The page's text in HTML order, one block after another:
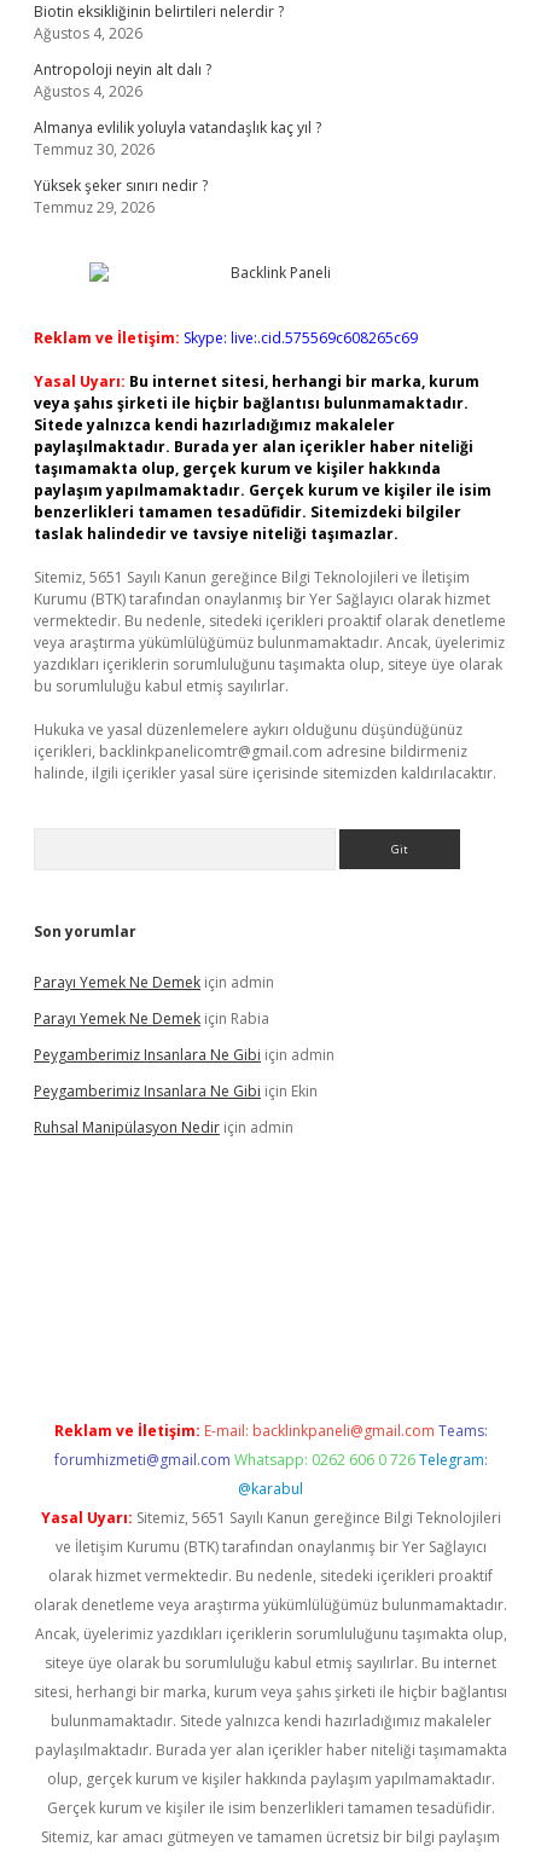
Biotin eksikliğinin belirtileri nelerdir ?
Ağustos 4, 2026
Antropoloji neyin alt dalı ?
Ağustos 4, 2026
Almanya evlilik yoluyla vatandaşlık kaç yıl ?
Temmuz 30, 2026
Yüksek şeker sınırı nedir ?
Temmuz 29, 2026
Reklam ve İletişim: Skype: live:.cid.575569c608265c69
Yasal Uyarı: Bu internet sitesi, herhangi bir marka, kurum
veya şahıs şirketi ile hiçbir bağlantısı bulunmamaktadır.
Sitede yalnızca kendi hazırladığımız makaleler
paylaşılmaktadır. Burada yer alan içerikler haber niteliği
taşımamakta olup, gerçek kurum ve kişiler hakkında
paylaşım yapılmamaktadır. Gerçek kurum ve kişiler ile isim
benzerlikleri tamamen tesadüfidir. Sitemizdeki bilgiler
taslak halindedir ve tavsiye niteliği taşımazlar.
Sitemiz, 5651 Sayılı Kanun gereğince Bilgi Teknolojileri ve İletişim
Kurumu (BTK) tarafından onaylanmış bir Yer Sağlayıcı olarak hizmet
vermektedir. Bu nedenle, sitedeki içerikleri proaktif olarak denetleme
veya araştırma yükümlülüğümüz bulunmamaktadır. Ancak, üyelerimiz
yazdıkları içeriklerin sorumluluğunu taşımakta olup, siteye üye olarak
bu sorumluluğu kabul etmiş sayılırlar.
Hukuka ve yasal düzenlemelere aykırı olduğunu düşündüğünüz
içerikleri, backlinkpanelicomtr@gmail.com adresine bildirmeniz
halinde, ilgili içerikler yasal süre içerisinde sitemizden kaldırılacaktır.
Son yorumlar
Parayı Yemek Ne Demek için admin
Parayı Yemek Ne Demek için Rabia
Peygamberimiz Insanlara Ne Gibi için admin
Peygamberimiz Insanlara Ne Gibi için Ekin
Ruhsal Manipülasyon Nedir için admin
Reklam ve İletişim: E-mail: backlinkpaneli@gmail.com Teams:
forumhizmeti@gmail.com Whatsapp: 0262 606 0 726 Telegram:
@karabul
Yasal Uyarı: Sitemiz, 5651 Sayılı Kanun gereğince Bilgi Teknolojileri
ve İletişim Kurumu (BTK) tarafından onaylanmış bir Yer Sağlayıcı
olarak hizmet vermektedir. Bu nedenle, sitedeki içerikleri proaktif
olarak denetleme veya araştırma yükümlülüğümüz bulunmamaktadır.
Ancak, üyelerimiz yazdıkları içeriklerin sorumluluğunu taşımakta olup,
siteye üye olarak bu sorumluluğu kabul etmiş sayılırlar. Bu internet
sitesi, herhangi bir marka, kurum veya şahıs şirketi ile hiçbir bağlantısı
bulunmamaktadır. Sitede yalnızca kendi hazırladığımız makaleler
paylaşılmaktadır. Burada yer alan içerikler haber niteliği taşımamakta
olup, gerçek kurum ve kişiler hakkında paylaşım yapılmamaktadır.
Gerçek kurum ve kişiler ile isim benzerlikleri tamamen tesadüfidir.
Sitemiz, kar amacı gütmeyen ve tamamen ücretsiz bir bilgi paylaşım